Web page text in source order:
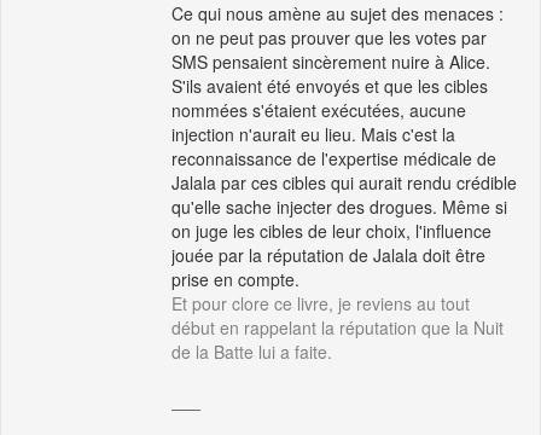
Ce qui nous amène au sujet des menaces :
on ne peut pas prouver que les votes par
SMS pensaient sincèrement nuire à Alice.
S'ils avaient été envoyés et que les cibles
nommées s'étaient exécutées, aucune
injection n'aurait eu lieu. Mais c'est la
reconnaissance de l'expertise médicale de
Jalala par ces cibles qui aurait rendu crédible
qu'elle sache injecter des drogues. Même si
on juge les cibles de leur choix, l'influence
jouée par la réputation de Jalala doit être
prise en compte.
Et pour clore ce livre, je reviens au tout
début en rappelant la réputation que la Nuit
de la Batte lui a faite.